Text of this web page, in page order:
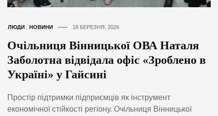
ЛЮДИ НОВИНИ 18 БЕРЕЗНЯ, 2026
Очільниця Вінницької ОВА Наталя
Заболотна відвідала офіс «Зроблено в
Україні» у Гайсині
Простір підтримки підприємців як інструмент
економічної стійкості регіону. Очільниця Вінницької